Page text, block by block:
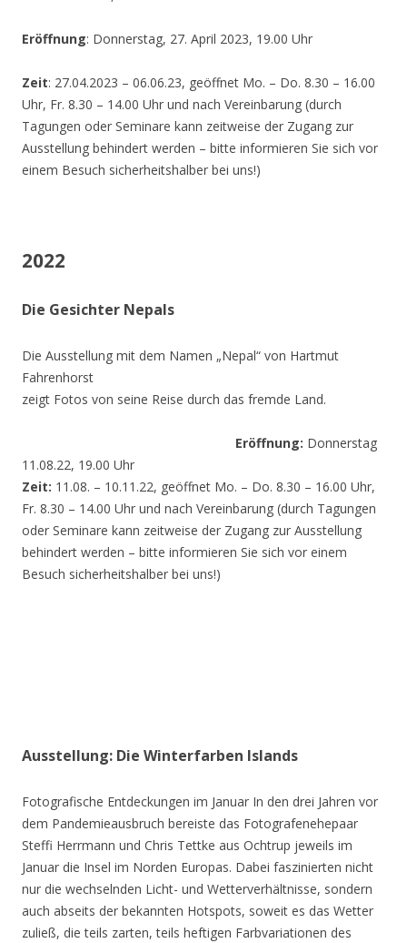
Eröffnung: Donnerstag, 27. April 2023, 19.00 Uhr
Zeit: 27.04.2023 – 06.06.23, geöffnet Mo. – Do. 8.30 – 16.00
Uhr, Fr. 8.30 – 14.00 Uhr und nach Vereinbarung (durch
Tagungen oder Seminare kann zeitweise der Zugang zur
Ausstellung behindert werden – bitte informieren Sie sich vor
einem Besuch sicherheitshalber bei uns!)
2022
Die Gesichter Nepals
Die Ausstellung mit dem Namen „Nepal“ von Hartmut
Fahrenhorst
zeigt Fotos von seine Reise durch das fremde Land.
Eröffnung: Donnerstag
11.08.22, 19.00 Uhr
Zeit: 11.08. – 10.11.22, geöffnet Mo. – Do. 8.30 – 16.00 Uhr,
Fr. 8.30 – 14.00 Uhr und nach Vereinbarung (durch Tagungen
oder Seminare kann zeitweise der Zugang zur Ausstellung
behindert werden – bitte informieren Sie sich vor einem
Besuch sicherheitshalber bei uns!)
Ausstellung: Die Winterfarben Islands
Fotografische Entdeckungen im Januar In den drei Jahren vor
dem Pandemieausbruch bereiste das Fotografenehepaar
Steffi Herrmann und Chris Tettke aus Ochtrup jeweils im
Januar die Insel im Norden Europas. Dabei faszinierten nicht
nur die wechselnden Licht- und Wetterverhältnisse, sondern
auch abseits der bekannten Hotspots, soweit es das Wetter
zuließ, die teils zarten, teils heftigen Farbvariationen des